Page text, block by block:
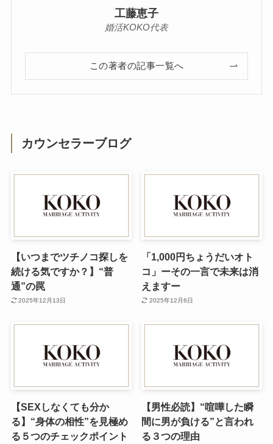
工藤恵子
婚活KOKO代表
この著者の記事一覧へ
カウンセラーブログ
【いつまでツチノコ探しを
続ける気ですか？】“普
通”の罠
2025年12月13日
「1,000円ちょうだいオト
コ」ーその一言で未来は消
えますー
2025年12月6日
【SEXしなくても分か
る】“身体の相性”を見極め
る５つのチェックポイント
【男性必読】“喧嘩した瞬
間に男が負ける”と言われ
る３つの理由